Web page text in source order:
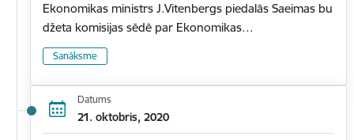
Ekonomikas ministrs J.Vitenbergs piedalās Saeimas bu
džeta komisijas sēdē par Ekonomikas…
Sanāksme
Datums
21. oktobris, 2020